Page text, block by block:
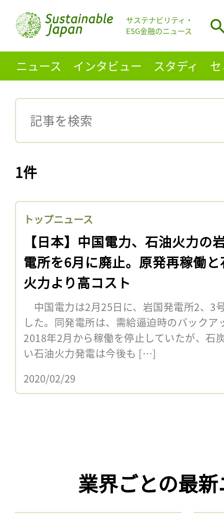
サステナビリティ・
ESG金融のニュース
ニュース インタビュー スタディ
1件
トップニュース
【日本】中国電力、石油火力の
電所を6月に廃止。原発再稼働と
火力より高コスト
中国電力は2月25日に、岩国発電所2、3
した。同発電所は、需給逼迫時のバック
2018年2月から稼働を停止していたが、石
い石油火力発電は今後も […]
2020/02/29
業界ごとの最